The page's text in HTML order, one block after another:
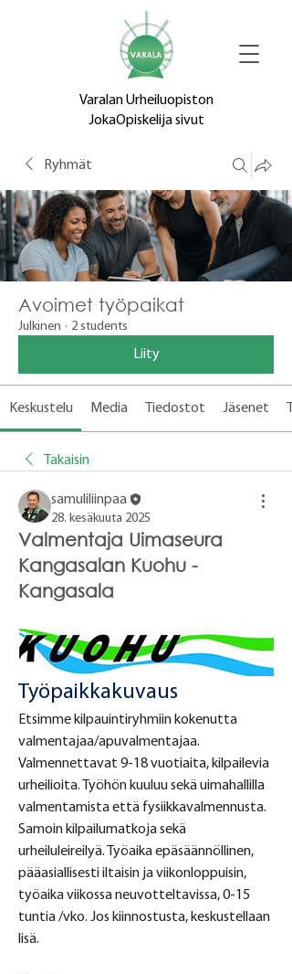
Varalan Urheiluopiston
JokaOpiskelija sivut
Ryhmät
Avoimet työpaikat
Julkinen · 2 students
Liity
Keskustelu Media Tiedostot Jäsenet
Takaisin
samuliliinpaa
28. kesäkuuta 2025
Valmentaja Uimaseura
Kangasalan Kuohu -
Kangasala
Työpaikkakuvaus
Etsimme kilpauintiryhmiin kokenutta
valmentajaa/apuvalmentajaa.
Valmennettavat 9-18 vuotiaita, kilpailevia
urheilioita. Työhön kuuluu sekä uimahallilla
valmentamista että fysiikkavalmennusta.
Samoin kilpailumatkoja sekä
urheiluleireilyä. Työaika epäsäännöllinen,
pääasiallisesti iltaisin ja viikonloppuisin,
työaika viikossa neuvotteltavissa, 0-15
tuntia /vko. Jos kiinnostusta, keskustellaan
lisä.